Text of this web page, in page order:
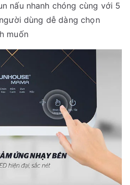
nấu nhanh chóng cùng với 5
dùng dễ dàng chọn
muốn